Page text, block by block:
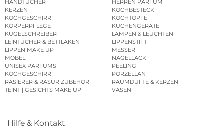
HANDTÜCHER
HERREN PARFUM
KERZEN
KOCHBESTECK
KOCHGESCHIRR
KOCHTÖPFE
KÖRPERPFLEGE
KÜCHENGERÄTE
KUGELSCHREIBER
LAMPEN & LEUCHTEN
LEINTÜCHER & BETTLAKEN
LIPPENSTIFT
LIPPEN MAKE UP
MESSER
MÖBEL
NAGELLACK
UNISEX PARFUMS
PEELING
KOCHGESCHIRR
PORZELLAN
RASIERER & RASUR ZUBEHÖR
RAUMDÜFTE & KERZEN
TEINT | GESICHTS MAKE UP
VASEN
Hilfe & Kontakt